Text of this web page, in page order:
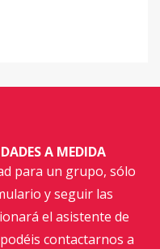
A MEDIDA
para un grupo, sólo
y seguir las
el asistente de
contactarnos a